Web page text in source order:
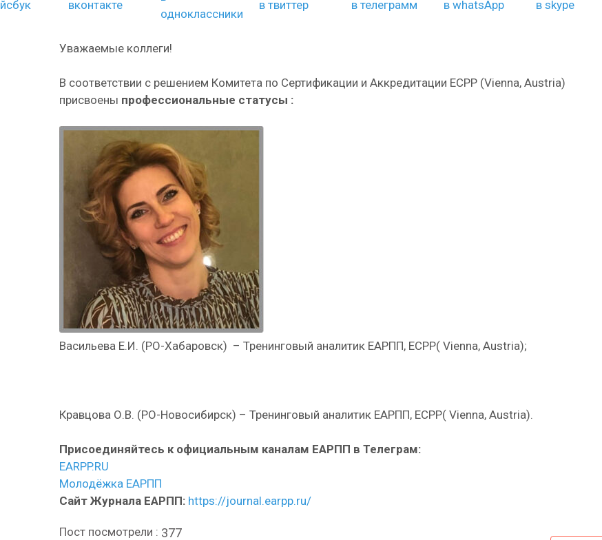
Уважаемые коллеги!
В соответствии с решением Комитета по Сертификации и Аккредитации ECPP (Vienna, Austria)
присвоены профессиональные статусы :
Васильева Е.И. (РО-Хабаровск) – Тренинговый аналитик ЕАРПП, ECPP( Vienna, Austria);
Кравцова О.В. (РО-Новосибирск) – Тренинговый аналитик ЕАРПП, ECPP( Vienna, Austria).
Присоединяйтесь к официальным каналам ЕАРПП в Телеграм:
EARPP.RU
Молодёжка ЕАРПП
Сайт Журнала ЕАРПП: https://journal.earpp.ru/
Пост посмотрели : 377